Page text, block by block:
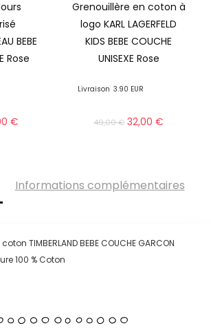
BEBE
Rose
€
Grenouillère en coton à
logo KARL LAGERFELD
KIDS BEBE COUCHE
UNISEXE Rose
Livraison 3.90 EUR
49,00€ 32,00€
Informations complémentaires
TIMBERLAND BEBE COUCHE GARCON
100 % Coton